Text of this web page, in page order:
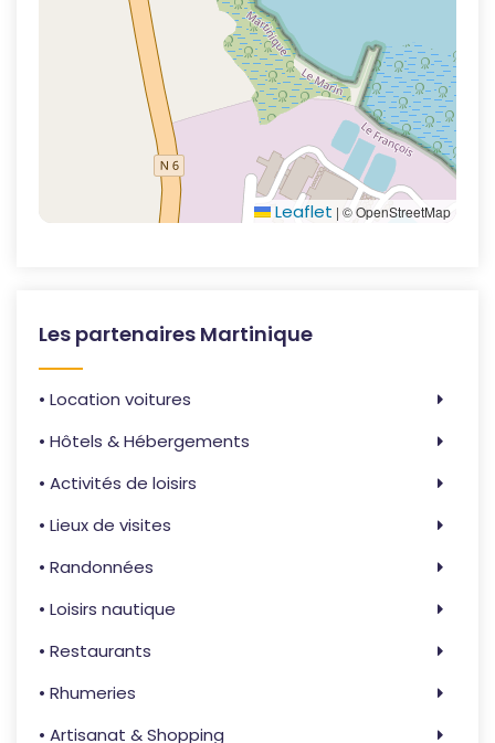
Leaflet | © OpenStreetMap
Les partenaires Martinique
• Location voitures
• Hôtels & Hébergements
• Activités de loisirs
• Lieux de visites
• Randonnées
• Loisirs nautique
• Restaurants
• Rhumeries
• Artisanat & Shopping